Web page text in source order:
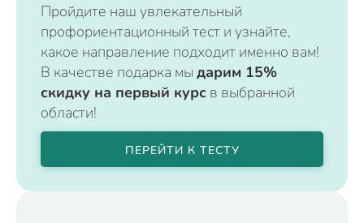
Пройдите наш увлекательный
профориентационный тест и узнайте,
какое направление подходит именно вам!
В качестве подарка мы дарим 15%
скидку на первый курс в выбранной
области!
ПЕРЕЙТИ К ТЕСТУ